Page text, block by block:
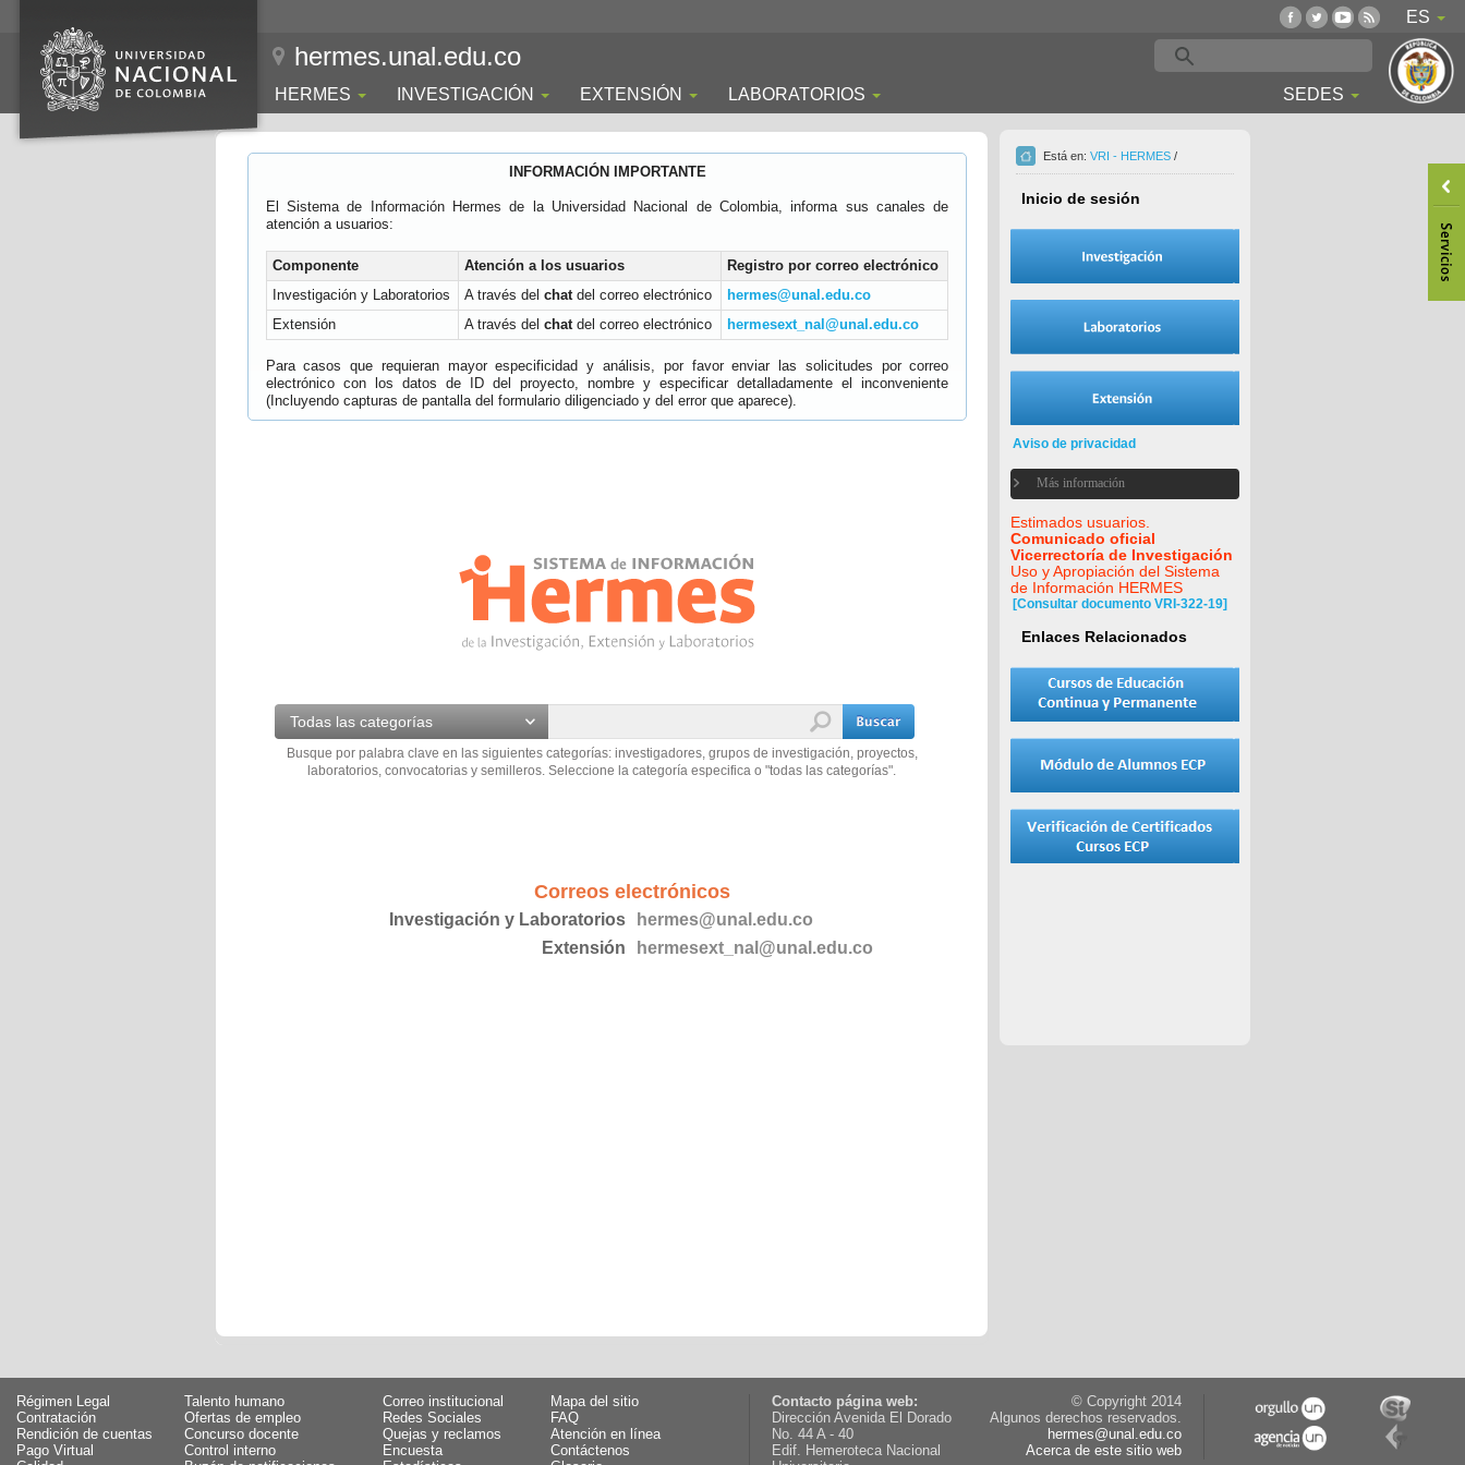
ES
hermes.unal.edu.co
HERMES INVESTIGACIÓN EXTENSIÓN LABORATORIOS SEDES
INFORMACIÓN IMPORTANTE
El Sistema de Información Hermes de la Universidad Nacional de Colombia, informa sus canales de
atención a usuarios:
Componente Atención a los usuarios
Registro por correo electrónico
Investigación y Laboratorios
A través del chatdel correo electrónico
hermes@unal.edu.co
Extensión
A través del chatdel correo electrónico hermesext_nal@unal.edu.co
Para casos que requieran mayor especificidad y análisis, por favor enviar las solicitudes por correo
electrónico con los datos de ID del proyecto, nombre y especificar detalladamente el inconveniente
(Incluyendo capturas de pantalla del formulario diligenciado y del error que aparece).
Todas las categorías
Busque por palabra clave en las siguientes categorías: investigadores, grupos de investigación, proyectos,
laboratorios, convocatorias y semilleros. Seleccione la categoría especifica o "todas las categorías".
Correos electrónicos
Investigación y Laboratorios
hermes@unal.edu.co
Extensión
hermesext_nal@unal.edu.co
Está en: VRI - HERMES /
Inicio de sesión
Aviso de privacidad
Más información
Estimados usuarios.
Comunicado oficial
Vicerrectoría de Investigación
Uso y Apropiación del Sistema
de Información HERMES
[Consultar documento VRI-322-19]
Enlaces Relacionados
Régimen Legal
Talento humano
Contratación
Ofertas de empleo
Rendición de cuentas
Concurso docente
Pago Virtual
Control interno
Correo institucional
Mapa del sitio
Redes Sociales
FAQ
Quejas y reclamos
Atención en línea
Encuesta
Contáctenos
Contacto página web:
Dirección Avenida El Dorado
No. 44 A - 40
Edif. Hemeroteca Nacional
© Copyright 2014
Algunos derechos reservados.
hermes@unal.edu.co
Acerca de este sitio web